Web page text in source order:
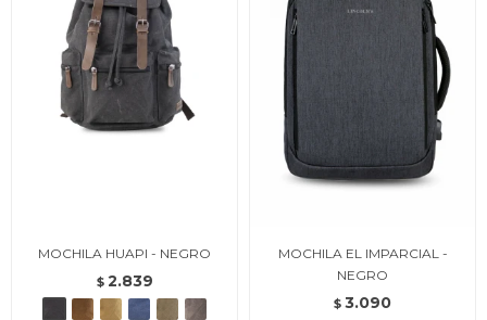
MOCHILA HUAPI - NEGRO
$ 2.839
MOCHILA EL IMPARCIAL -
NEGRO
$ 3.090